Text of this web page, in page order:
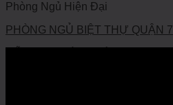
Phòng Ngủ Hiện Đại
PHÒNG NGỦ BIỆT THỰ QUẬN 7